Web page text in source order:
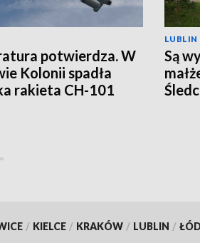
potwierdza. W
Kolonii spadła
rakieta CH-101
LUBLIN
Są
/ KIELCE / KRAKÓW / LUBLIN /